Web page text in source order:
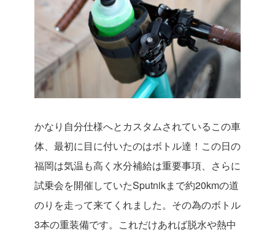
かなり自分仕様へとカスタムされているこの車
体、最初に目に付いたのはボトル達！この日の
福岡は気温も高く水分補給は重要事項、さらに
試乗会を開催していたSputnikまで約20kmの道
のりを走って来てくれました。その為のボトル
3本の重装備です。これだけあれば脱水や熱中